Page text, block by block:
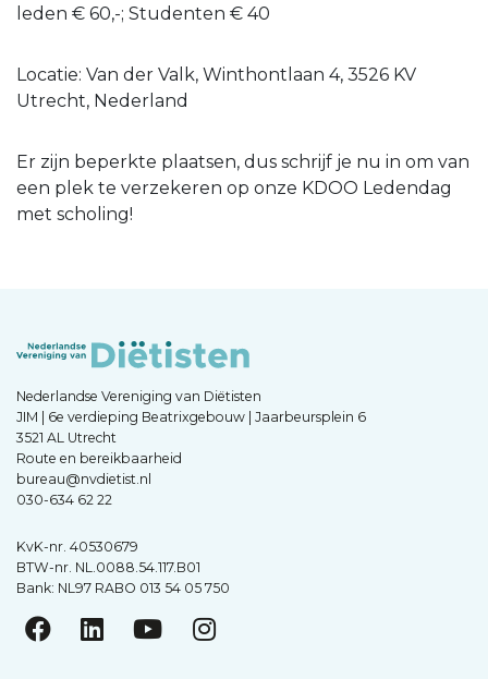
leden € 60,-; Studenten € 40
Locatie: Van der Valk, Winthontlaan 4, 3526 KV
Utrecht, Nederland
Er zijn beperkte plaatsen, dus schrijf je nu in om van
een plek te verzekeren op onze KDOO Ledendag
met scholing!
Nederlandse Vereniging van Diëtisten
JIM | 6e verdieping Beatrixgebouw | Jaarbeursplein 6
3521 AL Utrecht
Route en bereikbaarheid
bureau@nvdietist.nl
030-634 62 22
KvK-nr. 40530679
BTW-nr. NL.0088.54.117.B01
Bank: NL97 RABO 013 54 05 750